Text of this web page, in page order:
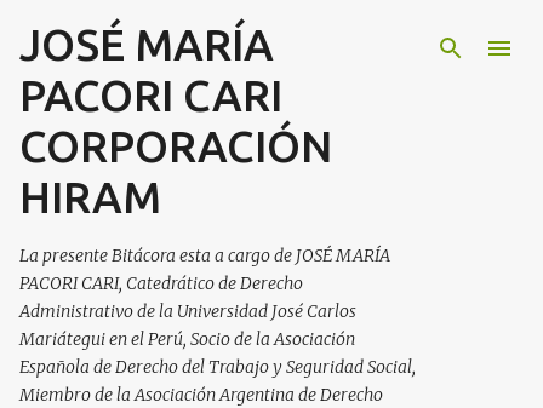
Ir al contenido principal
JOSÉ MARÍA
PACORI CARI
CORPORACIÓN
HIRAM
La presente Bitácora esta a cargo de JOSÉ MARÍA
PACORI CARI, Catedrático de Derecho
Administrativo de la Universidad José Carlos
Mariátegui en el Perú, Socio de la Asociación
Española de Derecho del Trabajo y Seguridad Social,
Miembro de la Asociación Argentina de Derecho